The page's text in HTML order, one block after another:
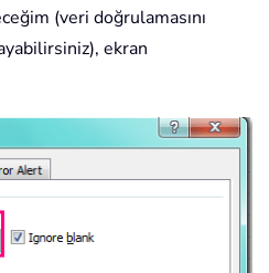
(veri doğrulamasını
ekran